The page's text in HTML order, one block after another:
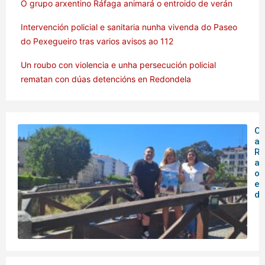
O grupo arxentino Ráfaga animará o entroido de verán
Intervención policial e sanitaria nunha vivenda do Paseo
do Pexegueiro tras varios avisos ao 112
Un roubo con violencia e unha persecución policial
rematan con dúas detencións en Redondela
O
o